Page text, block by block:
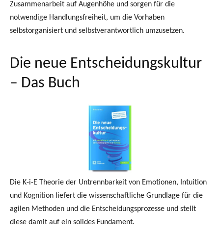
Zusammenarbeit auf Augenhöhe und sorgen für die
notwendige Handlungsfreiheit, um die Vorhaben
selbstorganisiert und selbstverantwortlich umzusetzen.
Die neue Entscheidungskultur
– Das Buch
Die K-i-E Theorie der Untrennbarkeit von Emotionen, Intuition
und Kognition liefert die wissenschaftliche Grundlage für die
agilen Methoden und die Entscheidungsprozesse und stellt
diese damit auf ein solides Fundament.